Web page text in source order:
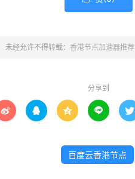
未经允许不得转载： 香港节点加速器推荐
分享到
    
百度云香港节点